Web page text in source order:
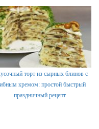
торт из сырных блинов с
кремом: простой быстрый
праздничный рецепт